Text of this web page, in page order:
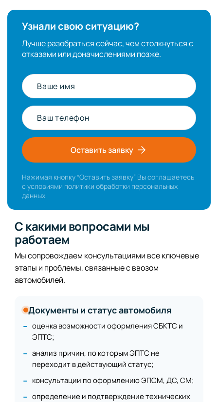
Узнали свою ситуацию?
Лучше разобраться сейчас, чем столкнуться с
отказами или доначислениями позже.
Ваше имя
Ваш телефон
Оставить заявку
Нажимая кнопку “Оставить заявку” Вы соглашаетесь
с условиями политики обработки персональных
данных
С какими вопросами мы
работаем
Мы сопровождаем консультациями все ключевые
этапы и проблемы, связанные с ввозом
автомобилей.
Документы и статус автомобиля
оценка возможности оформления СБКТС и
ЭПТС;
анализ причин, по которым ЭПТС не
переходит в действующий статус;
консультации по оформлению ЭПСМ, ДС, СМ;
определение и подтверждение технических